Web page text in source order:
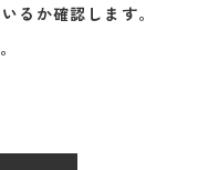
るか確認します。